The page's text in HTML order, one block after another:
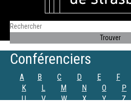
Conférenciers
A B C D E F
K
L M N O P
U
V W X Y Z